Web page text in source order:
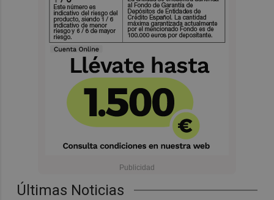
Últimas Noticias